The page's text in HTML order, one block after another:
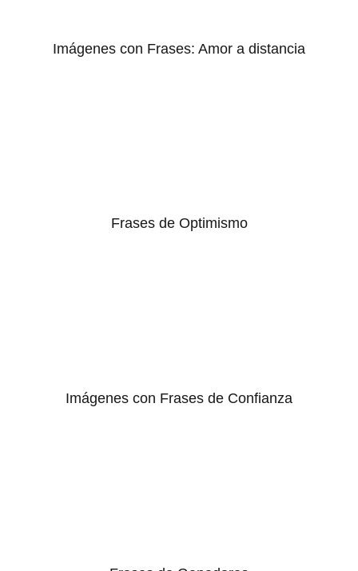
Imágenes con Frases: Amor a distancia
Frases de Optimismo
Imágenes con Frases de Confianza